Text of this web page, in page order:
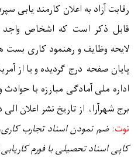
رقابت آزاد به اعلان کارمند یابی
قابل ذکر است که اشخاص واجد
لایحه وظایف و رهنمود کاری بست
پایان صفحه درج گردیده و یا از
اداره ملی آمادگی مبارزه با
برج شهرآرا، از تاریخ نشر اعلان
نوت: ضم نمودن اسناد تجارب کاری
کاپی اسناد تحصیلی با فورم